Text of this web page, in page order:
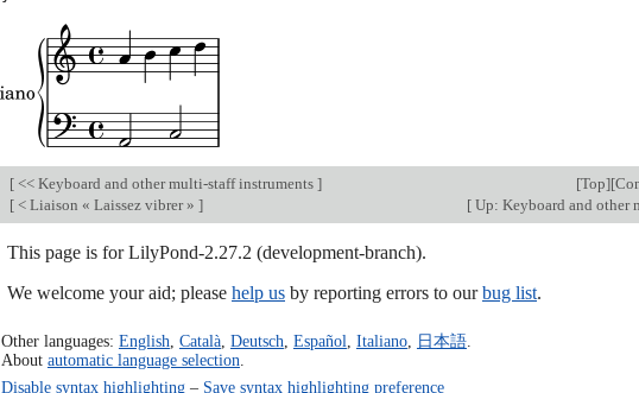
[ << Keyboard and other multi-staff instruments ] [Top][
[ < Liaison « Laissez vibrer » ] [ Up: Keyboard and other
This page is for LilyPond-2.27.2 (development-branch).
We welcome your aid; please help us by reporting errors to ourbug list.
Other languages: English Català, Deutsch Español Italiano, 日本語.
About automatic language selection
Disable syntax highlighting– Save syntax highlighting preference